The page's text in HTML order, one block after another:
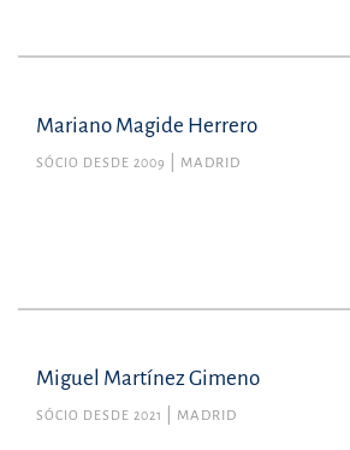
Mariano Magide Herrero
SÓCIO DESDE 2009 MADRID
Miguel Martínez Gimeno
SÓCIO DESDE 2021 MADRID